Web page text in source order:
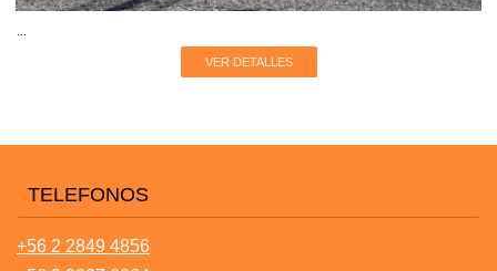
VER DETALLES
TELEFONOS
+56 2 2849 4856